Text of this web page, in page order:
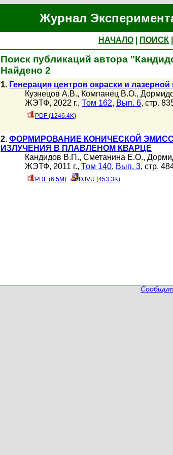
Журнал
НАЧАЛО ПОИСК
Поиск публикаций автора
Найдено 2
1. Генерация центров окраски и
Кузнецов А.В., Компанец В.О.,
ЖЭТФ, 2022 г., Том 162, Вып. 6, стр.
PDF (1246.4K)
2. ФОРМИРОВАНИЕ КОНИЧЕСКОЙ
ИЗЛУЧЕНИЯ В ПЛАВЛЕНОМ КВАРЦЕ
Кандидов В.П., Сметанина Е.О.,
ЖЭТФ, 2011 г., Том 140, Вып. 3, стр.
PDF (6.5M) DJVU (453.3K)